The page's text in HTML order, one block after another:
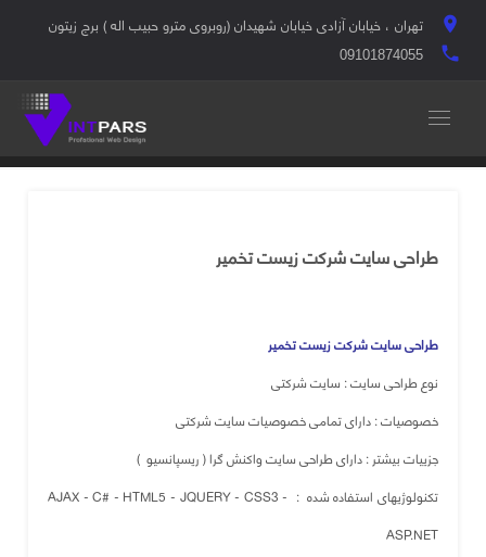
location_on تهران ، خیابان آزادی خیابان شهیدان (روبروی مترو حبیب اله ) برج زیتون
local_phone
09101874055
طراحی سایت شرکت زیست تخمیر
طراحی سایت شرکت زیست تخمیر
نوع طراحی سایت : سایت شرکتی
خصوصیات : دارای تمامی خصوصیات سایت شرکتی
جزییات بیشتر : دارای طراحی سایت واکنش گرا ( ریسپانسیو )
تکنولوژیهای استفاده شده : AJAX - C# - HTML5 - JQUERY - CSS3 -
ASP.NET